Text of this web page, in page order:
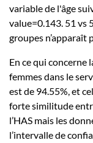
variable de l'âge
value=0.143. 51 vs
groupes
En ce qui concerne
femmes dans le
est de 94.55%, et
forte similitude
l’HAS mais les
l’intervalle de